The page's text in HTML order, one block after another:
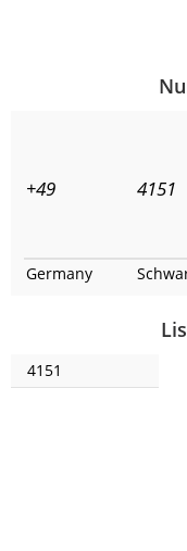
+49 4151
Germany
4151